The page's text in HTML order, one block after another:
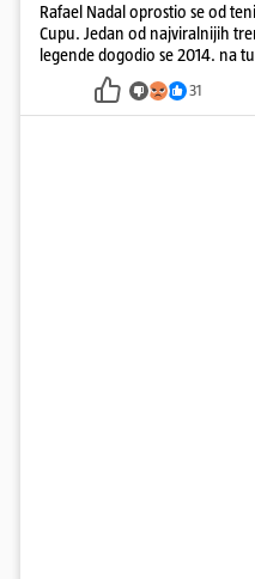
Rafael Nadal oprostio se od
Cupu. Jedan od najviralnijih
legende dogodio se 2014. na
pažnju odvlačila ljepotica iza
31